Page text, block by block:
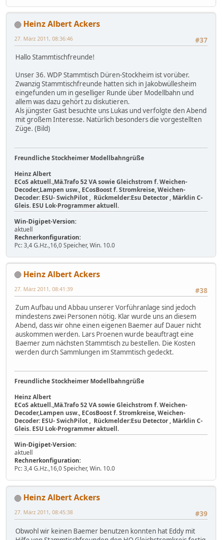
Heinz Albert Ackers
#37
27. März 2011, 08:36:46
Hallo Stammtischfreunde!
Unser 36. WDP Stammtisch Düren-Stockheim ist vorüber.
Zwanzig Stammtischfreunde hatten sich in Jakobwüllesheim
eingefunden um in geselliger Runde über Modellbahn und
allem was dazu gehört zu diskutieren.
Als jüngster Gast besuchte uns Lukas und verfolgte den Abend
mit großem Interesse. Natürlich besonders die vorgestellten
Züge. (Bild)
Freundliche Stockheimer Modellbahngrüße
Heinz Albert
ECoS aktuell.,Mä.Trafo 52 VA sowie Gleichstrom f. Weichen-
Decoder,Lampen usw., ECosBoost f. Stromkreise, Weichen-
Decoder: ESU- SwichPilot , Rückmelder:Esu Detector , Märklin C-
Gleis. ESU Lok-Programmer aktuell.
Win-Digipet-Version:
aktuell
Rechnerkonfiguration:
Pc: 3,4 G.Hz.,16,0 Speicher, Win. 10.0
Heinz Albert Ackers
#38
27. März 2011, 08:41:39
Zum Aufbau und Abbau unserer Vorführanlage sind jedoch
mindestens zwei Personen nötig. Klar wurde uns an diesem
Abend, dass wir ohne einen eigenen Baemer auf Dauer nicht
auskommen werden. Lars Proenen wurde beauftragt eine
Baemer zum nächsten Stammtisch zu bestellen. Die Kosten
werden durch Sammlungen im Stammtisch gedeckt.
Freundliche Stockheimer Modellbahngrüße
Heinz Albert
ECoS aktuell.,Mä.Trafo 52 VA sowie Gleichstrom f. Weichen-
Decoder,Lampen usw., ECosBoost f. Stromkreise, Weichen-
Decoder: ESU- SwichPilot , Rückmelder:Esu Detector , Märklin C-
Gleis. ESU Lok-Programmer aktuell.
Win-Digipet-Version:
aktuell
Rechnerkonfiguration:
Pc: 3,4 G.Hz.,16,0 Speicher, Win. 10.0
Heinz Albert Ackers
#39
27. März 2011, 08:45:38
Obwohl wir keinen Baemer benutzen konnten hat Eddy mit